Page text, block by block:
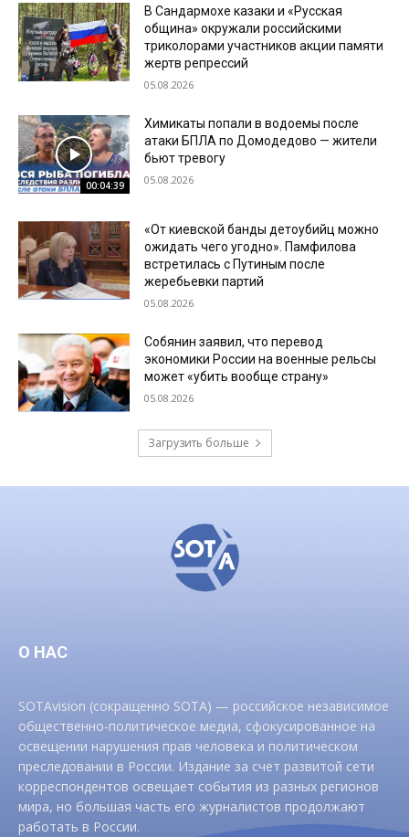
В Сандармохе казаки и «Русская
община» окружали российскими
триколорами участников акции памяти
жертв репрессий
05.08.2026
00:04:39
Химикаты попали в водоемы после
атаки БПЛА по Домодедово — жители
бьют тревогу
05.08.2026
«От киевской банды детоубийц можно
ожидать чего угодно». Памфилова
встретилась с Путиным после
жеребьевки партий
05.08.2026
Собянин заявил, что перевод
экономики России на военные рельсы
может «убить вообще страну»
05.08.2026
Загрузить больше
О НАС
SOTAvision (сокращенно SOTA) — российское независимое
общественно-политическое медиа, сфокусированное на
освещении нарушения прав человека и политическом
преследовании в России. Издание за счет развитой сети
корреспондентов освещает события из разных регионов
мира, но большая часть его журналистов продолжают
работать в России.